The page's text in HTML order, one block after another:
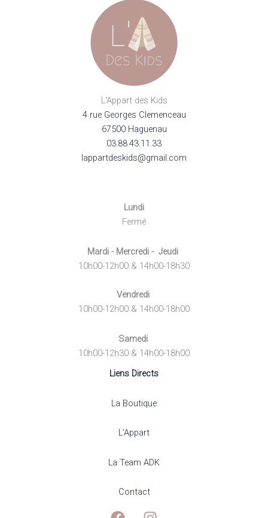
L'Appart des Kids
4 rue Georges Clemenceau
67500 Haguenau
03.88.43.11.33
lappartdeskids@gmail.com
Lundi
Fermé
Mardi - Mercredi - Jeudi
10h00-12h00 & 14h00-18h30
Vendredi
10h00-12h00 & 14h00-18h00
Samedi
10h00-12h30 & 14h00-18h00
Liens Directs
La Boutique
L'Appart
La Team ADK
Contact